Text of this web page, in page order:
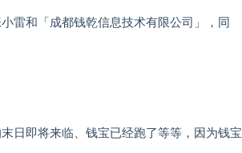
雷和「成都钱乾信息技术有限公司」，同
末日即将来临、钱宝已经跑了等等，因为钱宝